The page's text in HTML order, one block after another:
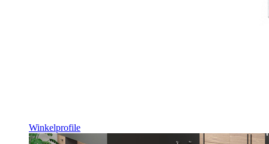
Winkelprofile